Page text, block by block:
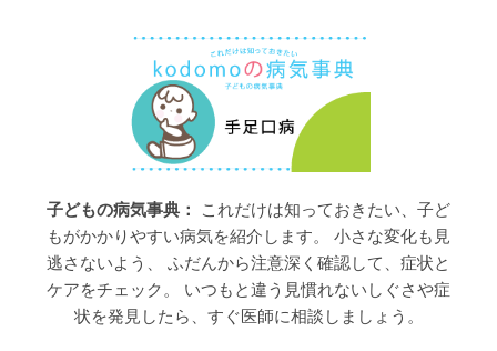
子どもの病気事典： これだけは知っておきたい、子ど
もがかかりやすい病気を紹介します。 小さな変化も見
逃さないよう、 ふだんから注意深く確認して、症状と
ケアをチェック。 いつもと違う見慣れないしぐさや症
状を発見したら、すぐ医師に相談しましょう。